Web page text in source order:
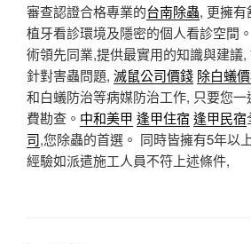
審查認證合格專業的台南除蟲, 更擁
植牙看診環境及隱密的個人看診空間。
術領先同業,提供最實用的知識與建議
針對害蟲問題, 滅鼠公司價錢 除白蟻
和白蟻防治等病媒防治工作, 只要您
費勘查。 中和美甲 逢甲住宿 逢甲民宿
司,您除蟲的首選。 同時皆擁有5年以
經驗如派遣施工人員不符上述條件,